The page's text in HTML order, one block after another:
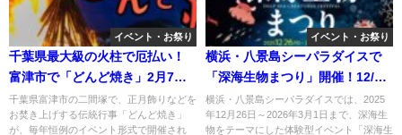
イベント・お祭り
千葉県最大級の火柱で厄払い！
富津市で「どんど焼き」2月7日
開催！
千葉県富津市の二間塚で、正月飾りなどを
お焚き上げする伝統行事「どんど焼き」
が、毎年恒例のイベント形式で開催され
イベント・お祭り
横浜・八景島シーパラダイスで
「深海生物まつり」開催！12/26
日～
横浜・八景島シーパラダイスでは、2025
年12月26日～2026年3月1日まで、深海生
物をテーマにした体験型イベント「深海生